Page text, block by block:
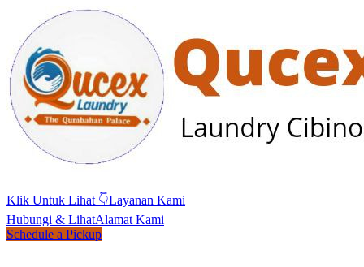
Klik Untuk Lihat 👇Layanan Kami
Hubungi & LihatAlamat Kami
Schedule a Pickup